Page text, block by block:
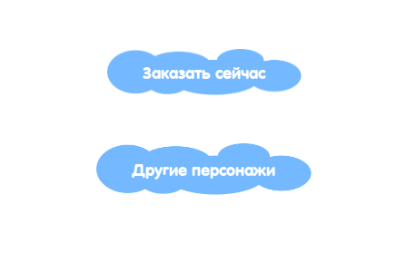
Заказать сейчас
Другие персонажи